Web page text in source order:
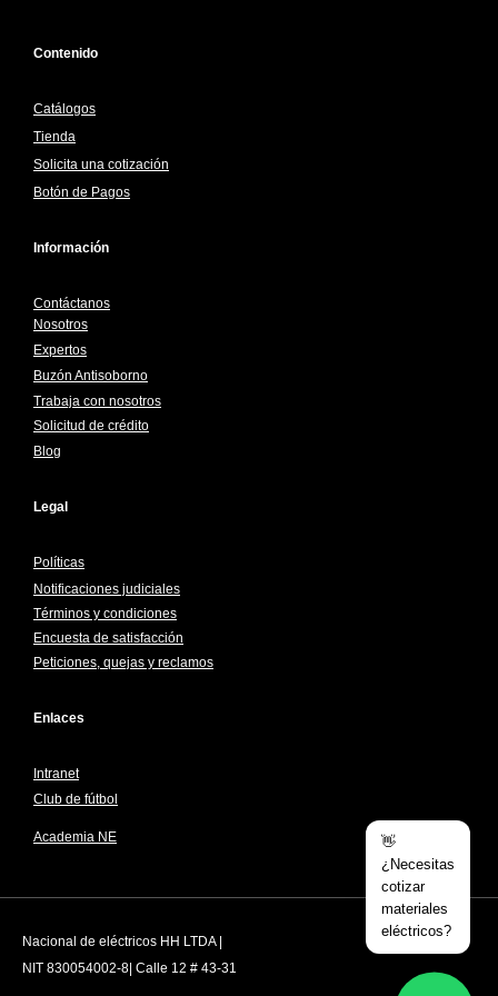
Contenido
Catálogos
Tienda
Solicita una cotización
Botón de Pagos
Información
Contáctanos
Nosotros
Expertos
Buzón Antisoborno
Trabaja con nosotros
Solicitud de crédito
Blog
Legal
Políticas
Notificaciones judiciales
Términos y condiciones
Encuesta de satisfacción
Peticiones, quejas y reclamos
Enlaces
Intranet
Club de fútbol
Academia NE
👋
¿Necesitas
cotizar
materiales
eléctricos?
Nacional de eléctricos HH LTDA |
NIT 830054002-8| Calle 12 # 43-31